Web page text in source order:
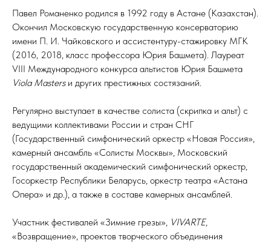
Павел Романенко родился в 1992 году в Астане (Казахстан).
Окончил Московскую государственную консерваторию
имени П. И. Чайковского и ассистентуру-стажировку МГК
(2016, 2018, класс профессора Юрия Башмета). Лауреат
VIII Международного конкурса альтистов Юрия Башмета
Viola Mastersи других престижных состязаний.
Регулярно выступает в качестве солиста (скрипка и альт) с
ведущими коллективами России и стран СНГ
(Государственный симфонический оркестр «Новая Россия»,
камерный ансамбль «Солисты Москвы», Московский
государственный академический симфонический оркестр,
Госоркестр Республики Беларусь, оркестр театра «Астана
Опера» и др.), а также в составе камерных ансамблей.
Участник фестивалей «Зимние грезы», VIVARTE,
«Возвращение», проектов творческого объединения